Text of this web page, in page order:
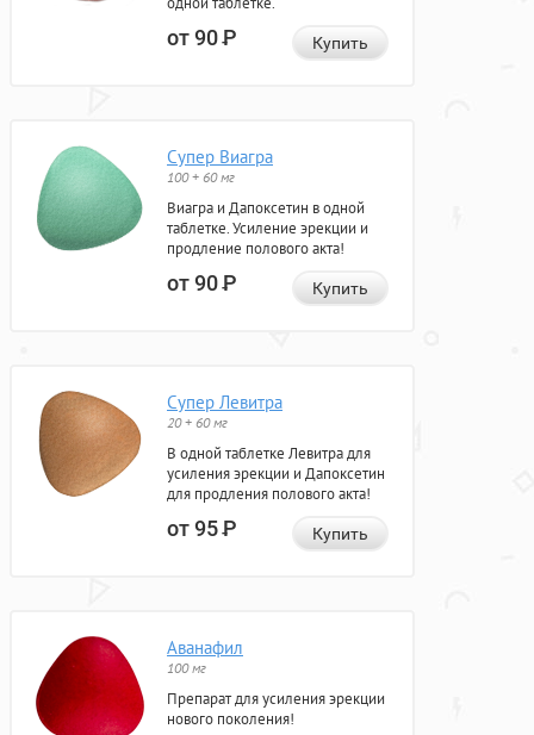
от 90Р Купить
Супер Виагра
100 + 60 мг
Виагра и Дапоксетин в одной
таблетке. Усиление эрекции и
продление полового акта!
от 90Р Купить
Супер Левитра
20 + 60 мг
В одной таблетке Левитра для
усиления эрекции и Дапоксетин
для продления полового акта!
от 95Р Купить
Аванафил
100 мг
Препарат для усиления эрекции
нового поколения!